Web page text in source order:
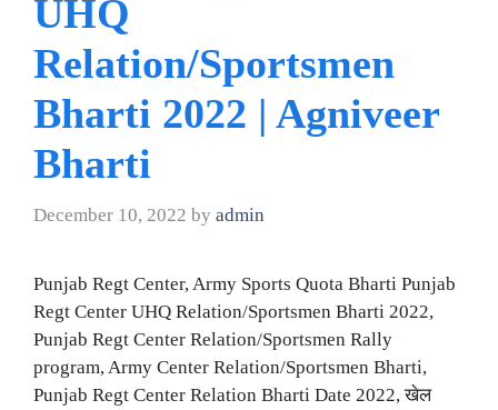
UHQ
Relation/Sportsmen
Bharti 2022 | Agniveer
Bharti
December 10, 2022 by admin
Punjab Regt Center, Army Sports Quota Bharti Punjab
Regt Center UHQ Relation/Sportsmen Bharti 2022,
Punjab Regt Center Relation/Sportsmen Rally
program, Army Center Relation/Sportsmen Bharti,
Punjab Regt Center Relation Bharti Date 2022, खेल